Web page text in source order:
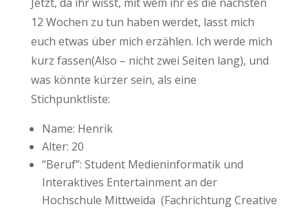
12 Wochen zu tun haben werdet, lasst mich
euch etwas über mich erzählen. Ich werde mich
kurz fassen(Also – nicht zwei Seiten lang), und
was könnte kürzer sein, als eine
Stichpunktliste:
Name: Henrik
Alter: 20
“Beruf”: Student Medieninformatik und
Interaktives Entertainment an der
Hochschule Mittweida (Fachrichtung Creative